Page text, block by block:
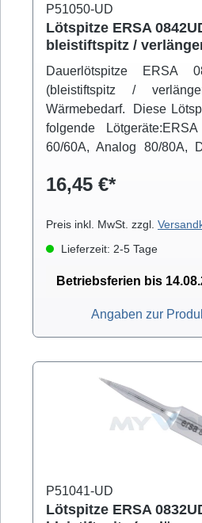
P51050-UD
Lötspitze ERSA
bleistiftspitz /
Dauerlötspitze ERSA
(bleistiftspitz /
Wärmebedarf. Diese
folgende
60/60A, Analog 80/80A,
Con 60iA (mit
80A (mit Ergotool)
16,45 €*
Preis inkl. MwSt. zzgl.
Lieferzeit: 2-5 Tage
Betriebsferien bis
Angaben zur
P51041-UD
Lötspitze ERSA